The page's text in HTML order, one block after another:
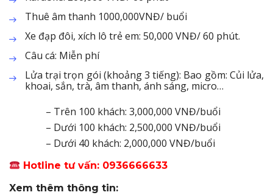
Thuê âm thanh 1000,000VNĐ/ buổi
Xe đạp đôi, xích lô trẻ em: 50,000 VNĐ/ 60 phút.
Câu cá: Miễn phí
Lửa trại trọn gói (khoảng 3 tiếng): Bao gồm: Củi lửa,
khoai, sắn, trà, âm thanh, ánh sáng, micro…
– Trên 100 khách: 3,000,000 VNĐ/buổi
– Dưới 100 khách: 2,500,000 VNĐ/buổi
– Dưới 40 khách: 2,000,000 VNĐ/buổi
Hotline tư vấn: 0936666633
Xem thêm thông tin: